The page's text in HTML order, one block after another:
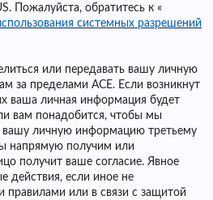
Пожалуйста, обратитесь к «
системных разрешений
или передавать вашу личную
за пределами ACE. Если возникнут
ваша личная информация будет
вам понадобится, чтобы мы
вашу личную информацию третьему
напрямую получим или
получит ваше согласие. Явное
действия, если иное не
правилами или в связи с защитой